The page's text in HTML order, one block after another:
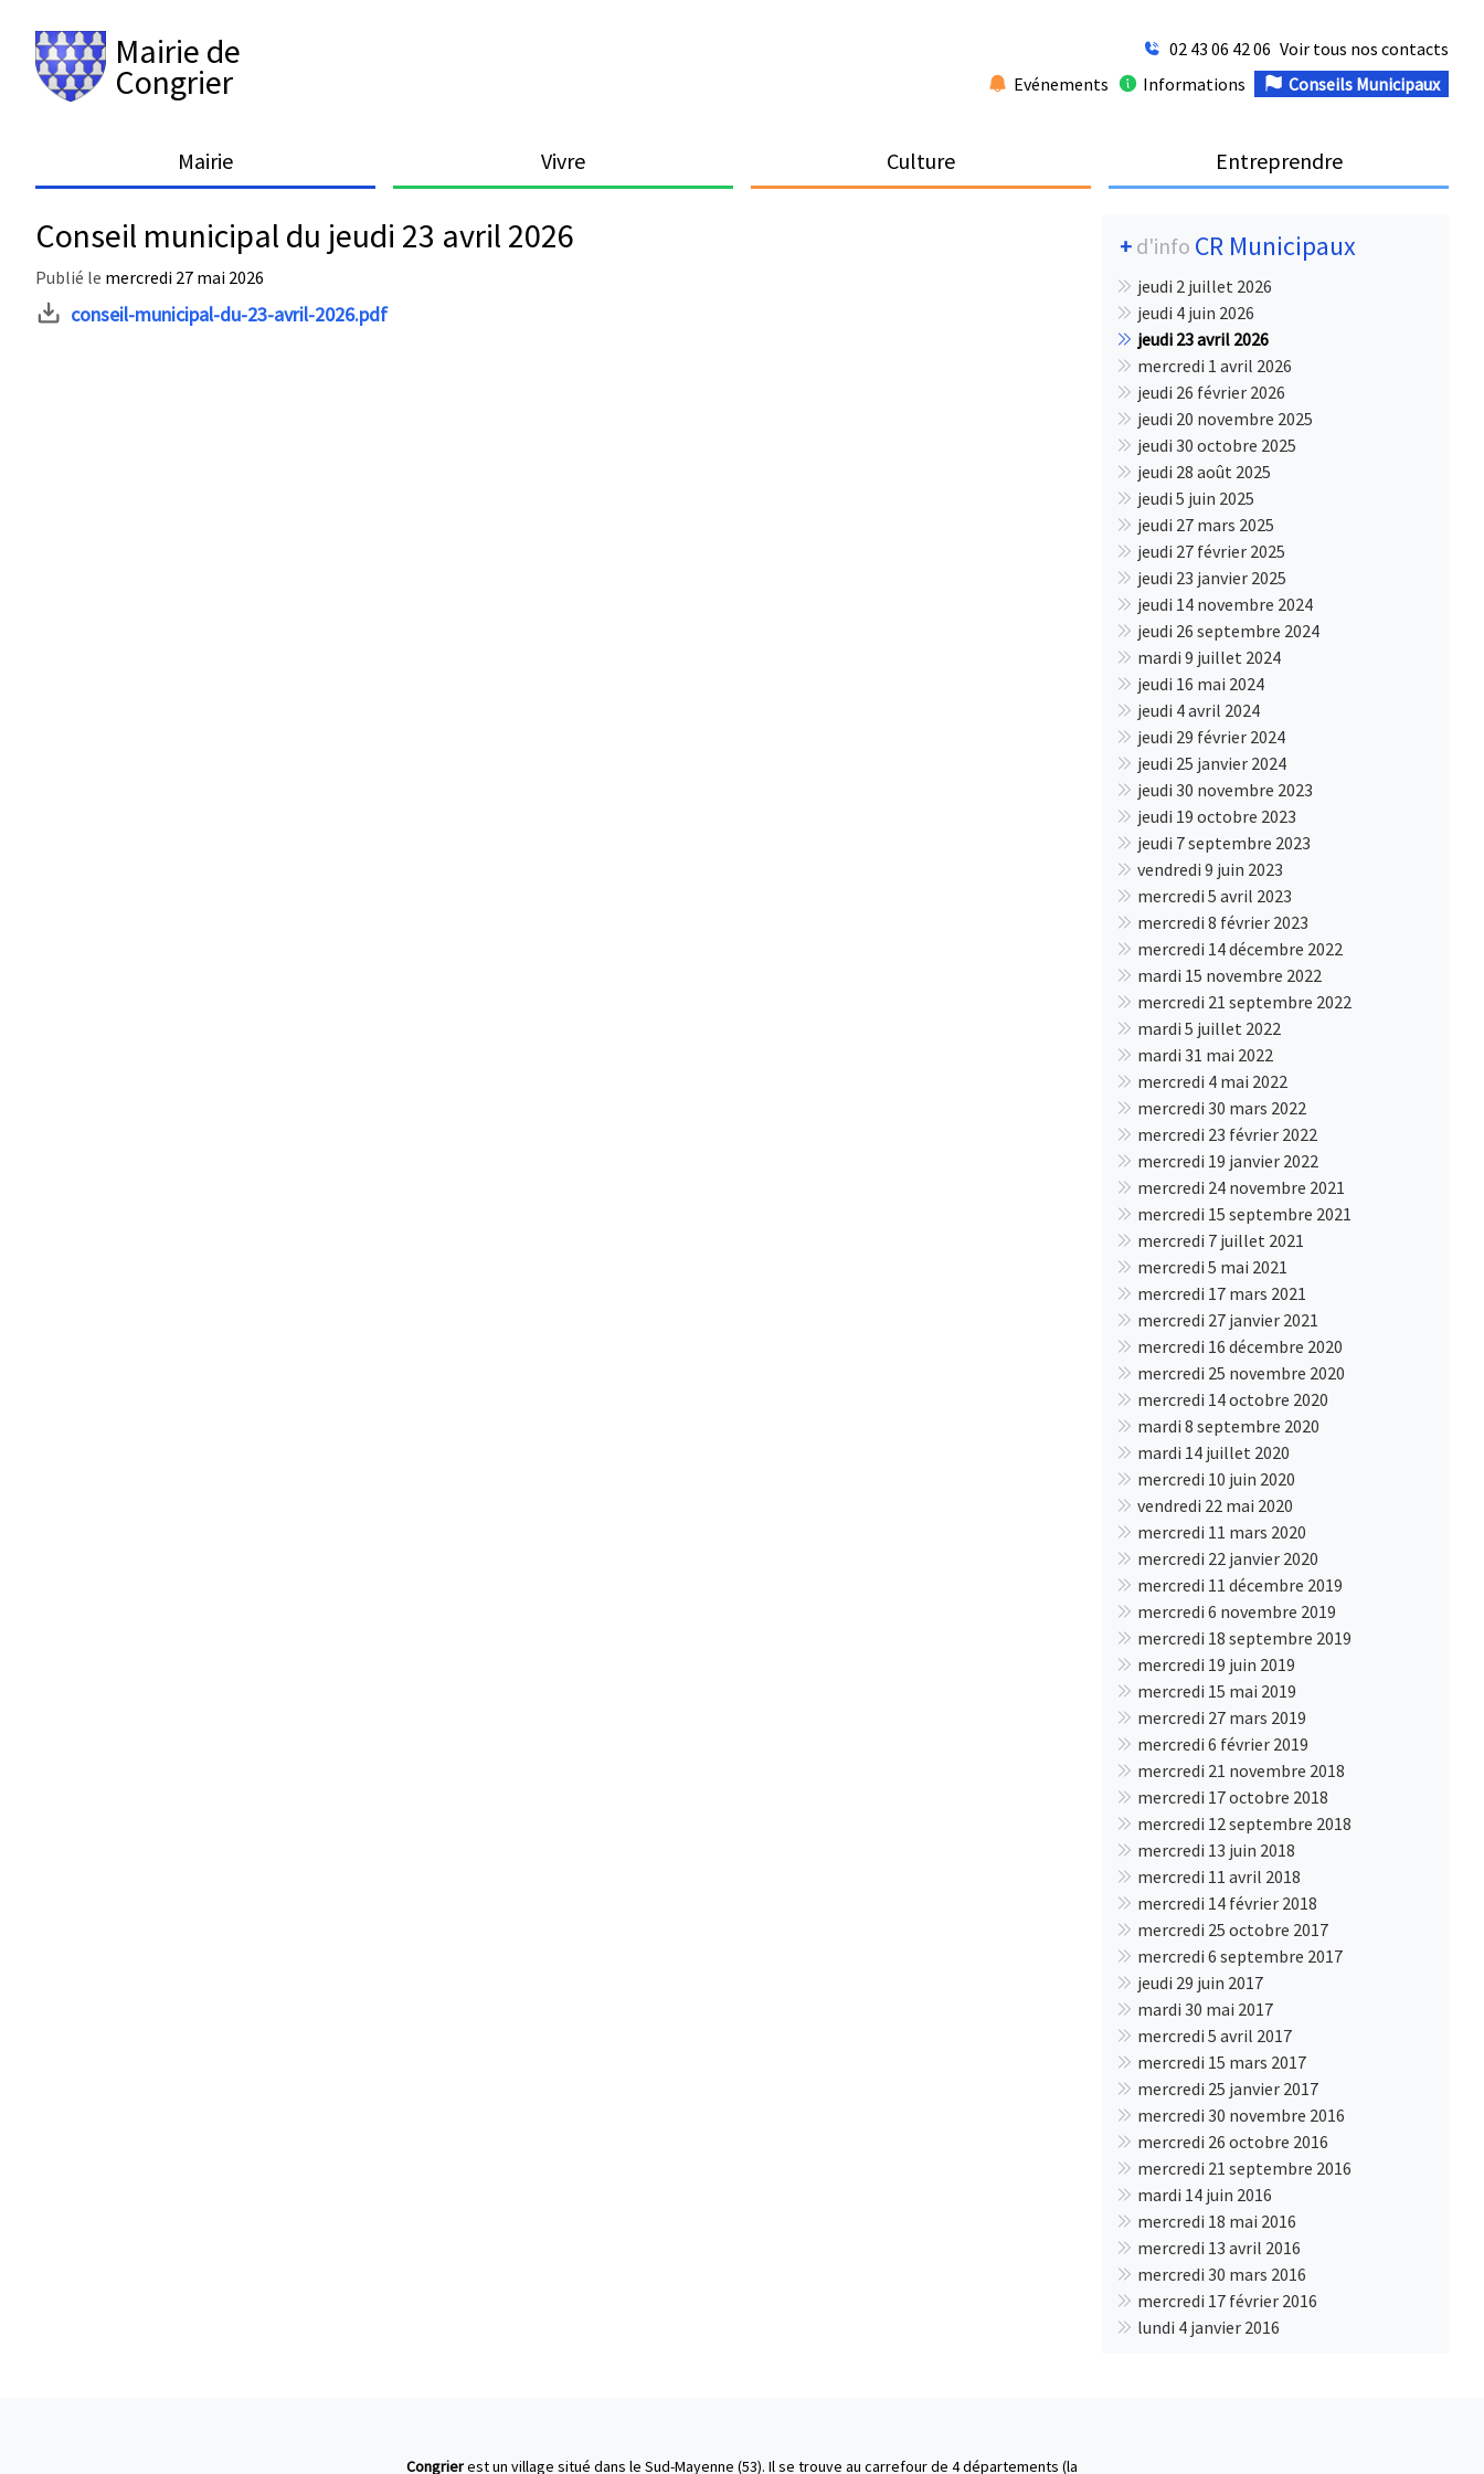
Mairie de
Congrier
02 43 06 42 06 Voir tous nos contacts
Evénements
Informations Conseils Municipaux
Mairie Vivre Culture Entreprendre
Conseil municipal du jeudi 23 avril 2026
Publié le mercredi 27 mai 2026
conseil-municipal-du-23-avril-2026.pdf
+ d'info CR Municipaux
jeudi 2 juillet 2026
jeudi 4 juin 2026
jeudi 23 avril 2026
mercredi 1 avril 2026
jeudi 26 février 2026
jeudi 20 novembre 2025
jeudi 30 octobre 2025
jeudi 28 août 2025
jeudi 5 juin 2025
jeudi 27 mars 2025
jeudi 27 février 2025
jeudi 23 janvier 2025
jeudi 14 novembre 2024
jeudi 26 septembre 2024
mardi 9 juillet 2024
jeudi 16 mai 2024
jeudi 4 avril 2024
jeudi 29 février 2024
jeudi 25 janvier 2024
jeudi 30 novembre 2023
jeudi 19 octobre 2023
jeudi 7 septembre 2023
vendredi 9 juin 2023
mercredi 5 avril 2023
mercredi 8 février 2023
mercredi 14 décembre 2022
mardi 15 novembre 2022
mercredi 21 septembre 2022
mardi 5 juillet 2022
mardi 31 mai 2022
mercredi 4 mai 2022
mercredi 30 mars 2022
mercredi 23 février 2022
mercredi 19 janvier 2022
mercredi 24 novembre 2021
mercredi 15 septembre 2021
mercredi 7 juillet 2021
mercredi 5 mai 2021
mercredi 17 mars 2021
mercredi 27 janvier 2021
mercredi 16 décembre 2020
mercredi 25 novembre 2020
mercredi 14 octobre 2020
mardi 8 septembre 2020
mardi 14 juillet 2020
mercredi 10 juin 2020
vendredi 22 mai 2020
mercredi 11 mars 2020
mercredi 22 janvier 2020
mercredi 11 décembre 2019
mercredi 6 novembre 2019
mercredi 18 septembre 2019
mercredi 19 juin 2019
mercredi 15 mai 2019
mercredi 27 mars 2019
mercredi 6 février 2019
mercredi 21 novembre 2018
mercredi 17 octobre 2018
mercredi 12 septembre 2018
mercredi 13 juin 2018
mercredi 11 avril 2018
mercredi 14 février 2018
mercredi 25 octobre 2017
mercredi 6 septembre 2017
jeudi 29 juin 2017
mardi 30 mai 2017
mercredi 5 avril 2017
mercredi 15 mars 2017
mercredi 25 janvier 2017
mercredi 30 novembre 2016
mercredi 26 octobre 2016
mercredi 21 septembre 2016
mardi 14 juin 2016
mercredi 18 mai 2016
mercredi 13 avril 2016
mercredi 30 mars 2016
mercredi 17 février 2016
lundi 4 janvier 2016
Congrierest un village situé dans le Sud-Mayenne (53). Il se trouve au carrefour de 4 départements (la